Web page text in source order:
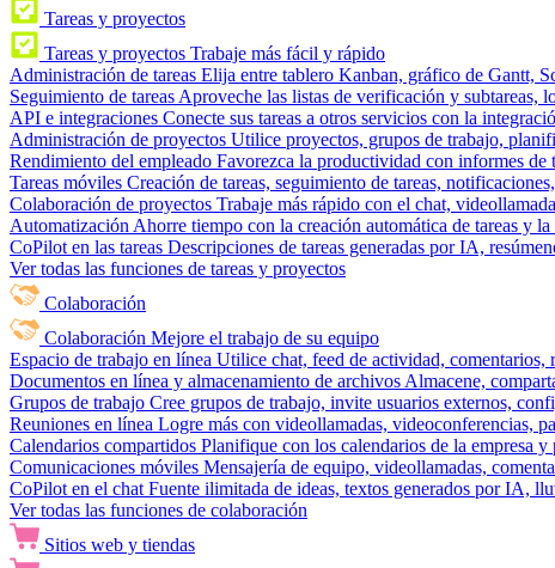
Tareas y proyectos
Tareas y proyectos Trabaje más fácil y rápido
Administración de tareas Elija entre tablero Kanban, gráfico de Gantt,
Seguimiento de tareas Aproveche las listas de verificación y subtareas,
API e integraciones Conecte sus tareas a otros servicios con la
Administración de proyectos Utilice proyectos, grupos de trabajo,
Rendimiento del empleado Favorezca la productividad con informes de
Tareas móviles Creación de tareas, seguimiento de tareas,
Colaboración de proyectos Trabaje más rápido con el chat,
Automatización Ahorre tiempo con la creación automática de tareas y
CoPilot en las tareas Descripciones de tareas generadas por IA,
Ver todas las funciones de tareas y proyectos
Colaboración
Colaboración Mejore el trabajo de su equipo
Espacio de trabajo en línea Utilice chat, feed de actividad, comentarios,
Documentos en línea y almacenamiento de archivos Almacene,
Grupos de trabajo Cree grupos de trabajo, invite usuarios externos,
Reuniones en línea Logre más con videollamadas, videoconferencias,
Calendarios compartidos Planifique con los calendarios de la empresa
Comunicaciones móviles Mensajería de equipo, videollamadas,
CoPilot en el chat Fuente ilimitada de ideas, textos generados por IA,
Ver todas las funciones de colaboración
Sitios web y tiendas